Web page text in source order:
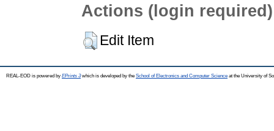
Actions (login required)
Edit Item
REAL-EOD is powered by EPrints 3which is developed by the School of Electronics and Computer Science at the University of